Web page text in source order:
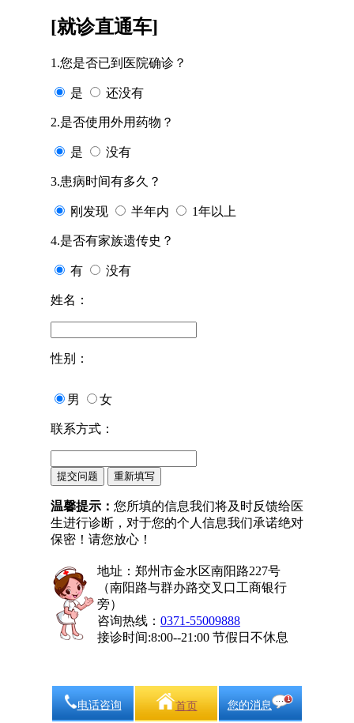
[就诊直通车]
1.您是否已到医院确诊？
是 还没有
2.是否使用外用药物？
是 没有
3.患病时间有多久？
刚发现 半年内 1年以上
4.是否有家族遗传史？
有 没有
姓名：
性别：
男 女
联系方式：
温馨提示： 您所填的信息我们将及时反馈给医
生进行诊断，对于您的个人信息我们承诺绝对
保密！请您放心！
地址：郑州市金水区南阳路227号
（南阳路与群办路交叉口工商银行
旁）
咨询热线： 0371-55009888
接诊时间:8:00--21:00 节假日不休息
电话咨询 首页 您的消息